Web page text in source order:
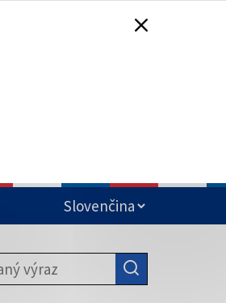
KARTE
KARTE
NOVEJ KARTE